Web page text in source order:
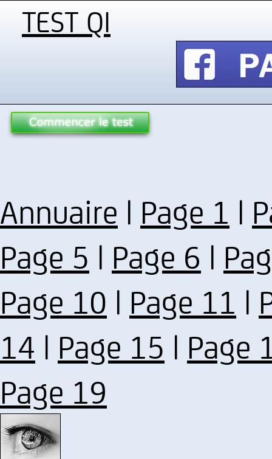
TEST QI
Annuaire | Page 1 |
Page 5 | Page 6 |
Page 10 | Page 11 |
14 | Page 15 | Page
Page 19